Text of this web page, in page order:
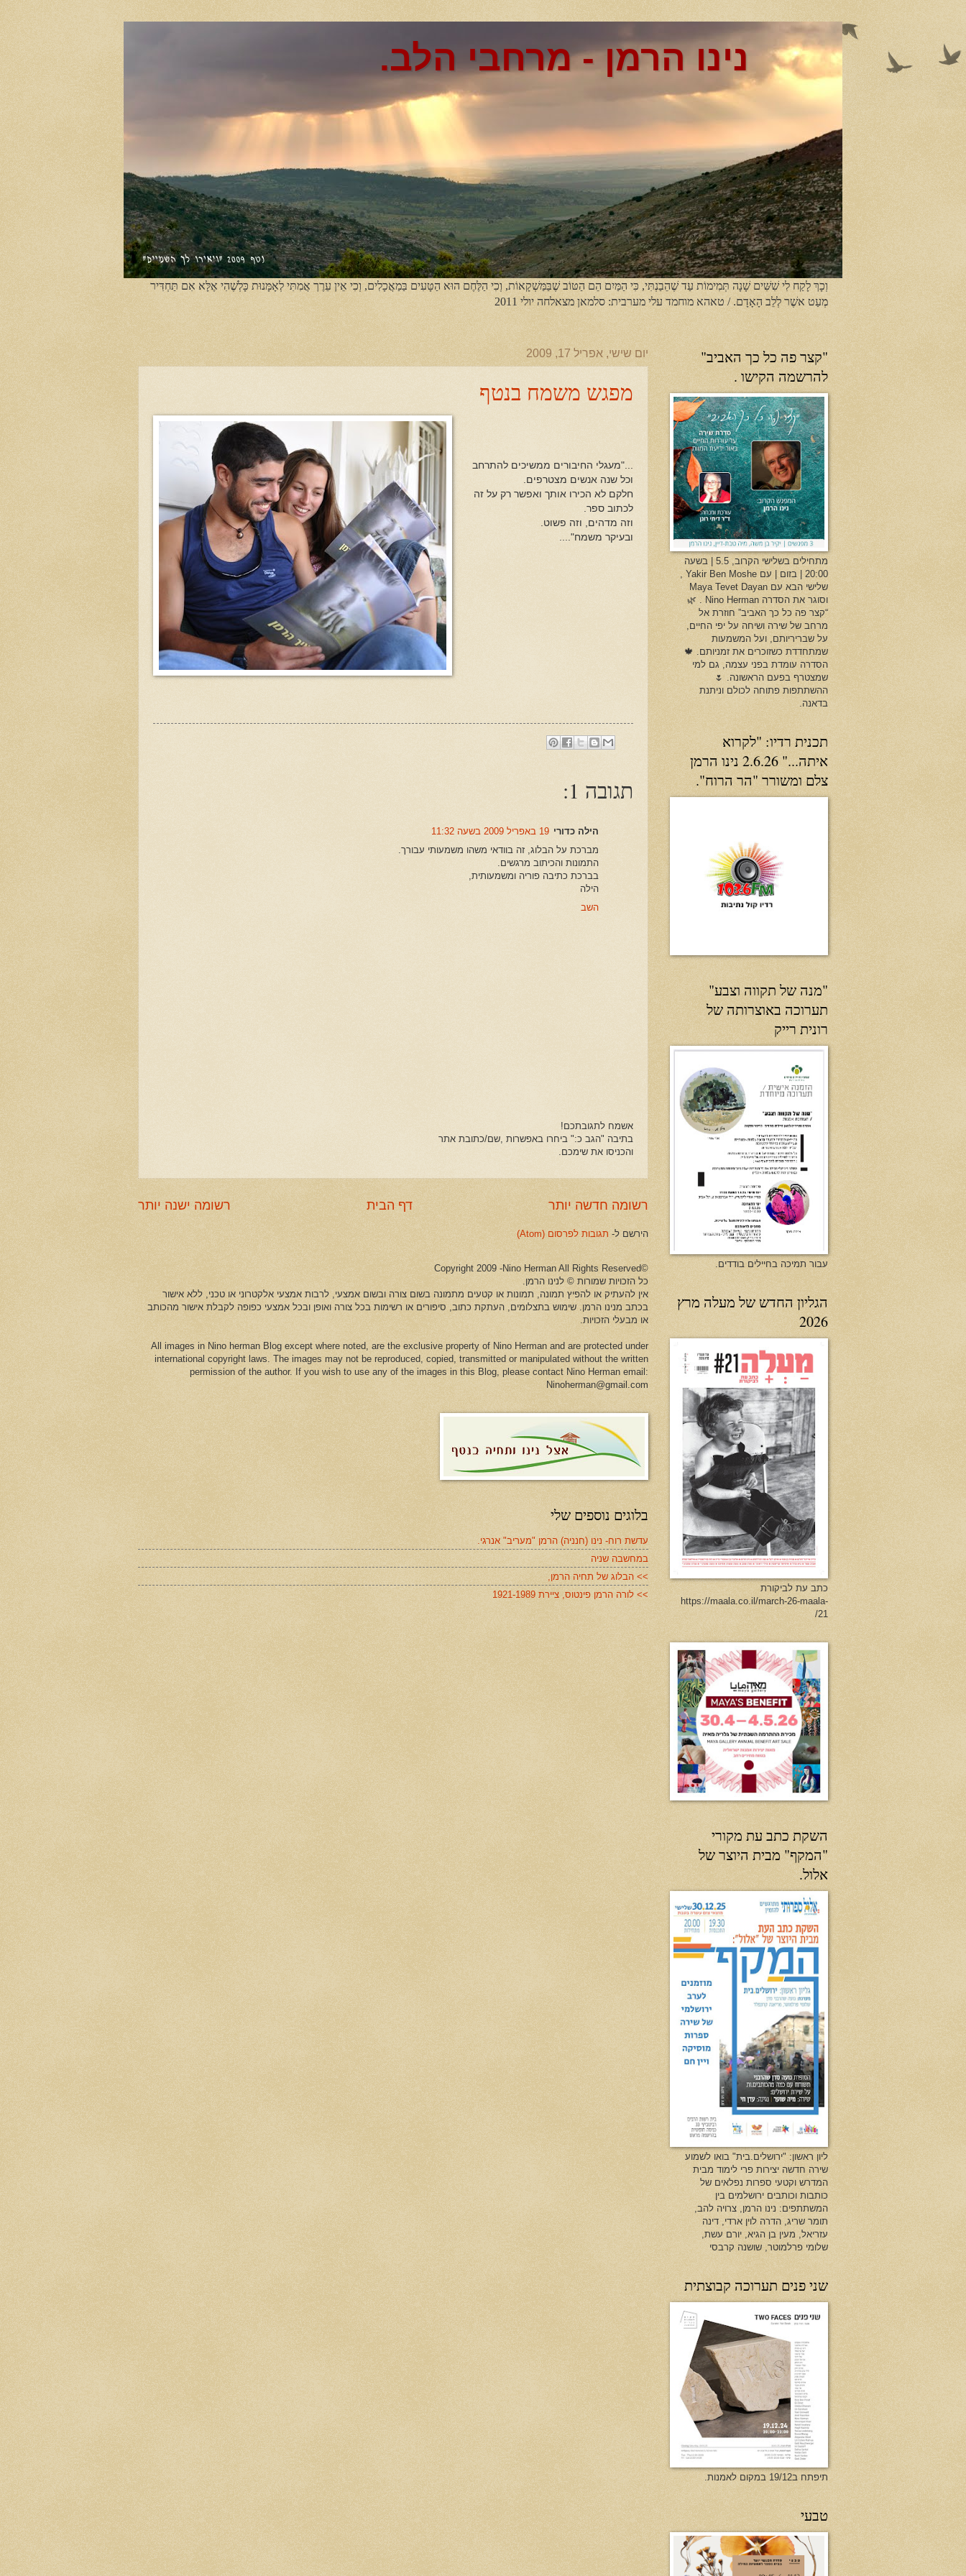
נינו הרמן - מרחבי הלב.
וְכָךְ לָקַח לִי שִׁשִּׁים שָׁנָה תְּמִימוֹת עַד שֶׁהֵבַנְתִּי, כִּי הַמַּיִם הֵם הַטּוֹב שֶׁבַּמַּשְׁקָאוֹת, וְכִי הַלֶּחֶם הוּא הַטָּעִים בַּמַאֲכָלִים, וְכִי אֵין עֵרֶך אֲמִתִּי לְאָמָּנוּת כָּלְשֶׁהִי אֶלָּא אִם תַּחְדִּיר
מְעַט אשֶׁר לְלֵב הָאָדָם. / טאהא מוחמד עלי מערבית: סלמאן מצאלחה יולי 2011
יום שישי, אפריל 17, 2009
מפגש משמח בנטף
..."מעגלי החיבורים ממשיכים להתרחב
וכל שנה אנשים מצטרפים.
חלקם לא הכירו אותך ואפשר רק על זה
לכתוב ספר.
וזה מדהים, וזה פשוט.
ובעיקר משמח"....
תגובה 1:
הילה כדורי 19 באפריל 2009 בשעה 11:32
מברכת על הבלוג, זה בוודאי משהו משמעותי עבורך.
התמונות והכיתוב מרגשים.
בברכת כתיבה פוריה ומשמעותית,
הילה
השב
אשמח לתגובתכם!
בתיבה "הגב כ:" ביחרו באפשרות ,שם/כתובת אתר
והכניסו את שימכם.
רשומה חדשה יותר רשומה ישנה יותר דף הבית
הירשם ל- תגובות לפרסום (Atom)
©Copyright 2009 -Nino Herman All Rights Reserved
כל הזכויות שמורות © לנינו הרמן.
אין להעתיק או להפיץ תמונה, תמונות או קטעים מתמונה בשום צורה ובשום אמצעי, לרבות אמצעי אלקטרוני או טכני, ללא אישור
בכתב מנינו הרמן. שימוש בתצלומים, העתקת כתוב, סיפורים או רשימות בכל צורה ואופן ובכל אמצעי כפופה לקבלת אישור מהכותב
או מבעלי הזכויות.
All images in Nino herman Blog except where noted, are the exclusive property of Nino Herman and are protected under
international copyright laws. The images may not be reproduced, copied, transmitted or manipulated without the written
permission of the author. If you wish to use any of the images in this Blog, please contact Nino Herman email:
Ninoherman@gmail.com
בלוגים נוספים שלי
עדשת רוח- נינו (חנניה) הרמן "מעריב" אנרגי.
במחשבה שניה
>> הבלוג של תחיה הרמן,
>> לורה הרמן פינטוס, ציירת 1921-1989
"קצר פה כל כך האביב"
להרשמה הקישו .
מתחילים בשלישי הקרוב, 5.5 | בשעה
20:00 | בזום | עם Yakir Ben Moshe ,
שלישי הבא עם Maya Tevet Dayan
וסוגר את הסדרה Nino Herman . 🌿
“קצר פה כל כך האביב” חוזרת אל
מרחב של שירה ושיחה על יפי החיים,
על שבריריותם, ועל המשמעות
שמתחדדת כשזוכרים את זמניותם. 🍁
הסדרה עומדת בפני עצמה, גם למי
שמצטרף בפעם הראשונה. 🌷
ההשתתפות פתוחה לכולם וניתנת
בדאנה.
תכנית רדיו: "לקרוא
איתה..." 2.6.26 נינו הרמן
צלם ומשורר "הר הרוח".
"מנה של תקווה וצבע"
תערוכה באוצרותה של
רונית רייק
עבור תמיכה בחיילים בודדים.
הגליון החדש של מעלה מרץ
2026
כתב עת לביקורת
https://maala.co.il/march-26-maala-
21/
השקת כתב עת מקורי
"המקף" מבית היוצר של
אלול.
ליון ראשון: "ירושלים.בית" בואו לשמוע
שירה חדשה יצירות פרי לימוד מבית
המדרש וקטעי ספרות נפלאים של
כותבות וכותבים ירושלמים בין
המשתתפים: נינו הרמן, צרויה להב,
תומר שריג, הדרה לוין ארדי, דינה
עזריאל, מעין בן הגיא, יורם עשת,
שלומי פרלמוטר, שושנה קרבסי
שני פנים תערוכה קבוצתית
תיפתח ב19/12 במקום לאמנות.
טבעי